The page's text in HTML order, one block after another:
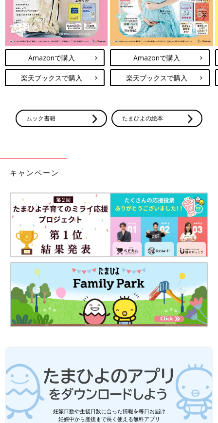
Amazonで購入
楽天ブックスで購入
Amazonで購入
楽天ブックスで購入
ムック書籍 たまひよの絵本
キャンペーン
妊娠日数や生後日数に合った情報を毎日お届け
妊娠中から産後まで長く使える無料アプリ